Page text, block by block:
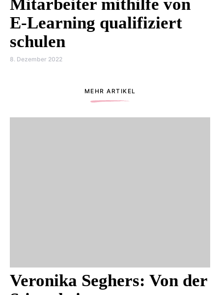
Mitarbeiter mithilfe von
E-Learning qualifiziert
schulen
8. Dezember 2022
MEHR ARTIKEL
Veronika Seghers: Von der